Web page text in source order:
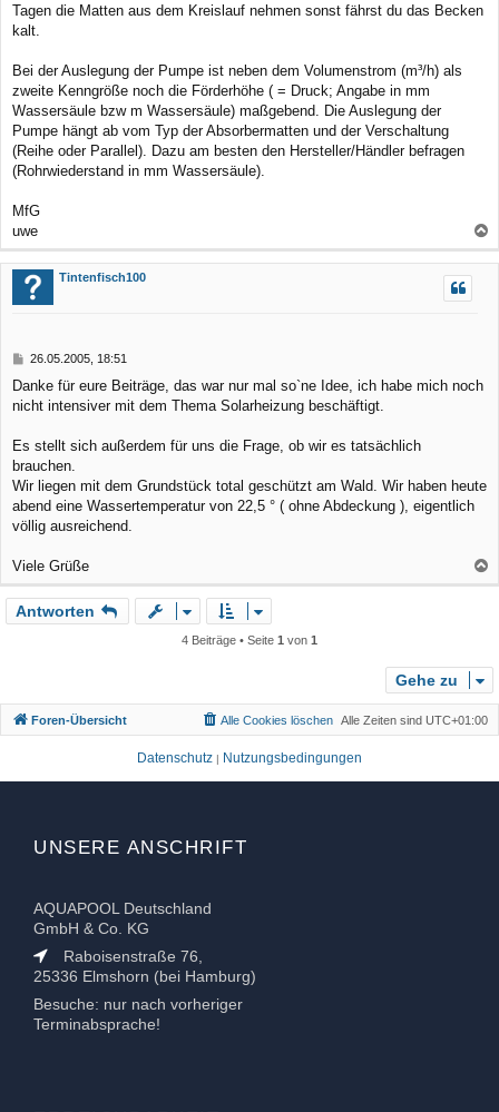
Tagen die Matten aus dem Kreislauf nehmen sonst fährst du das Becken
kalt.
Bei der Auslegung der Pumpe ist neben dem Volumenstrom (m³/h) als
zweite Kenngröße noch die Förderhöhe ( = Druck; Angabe in mm
Wassersäule bzw m Wassersäule) maßgebend. Die Auslegung der
Pumpe hängt ab vom Typ der Absorbermatten und der Verschaltung
(Reihe oder Parallel). Dazu am besten den Hersteller/Händler befragen
(Rohrwiederstand in mm Wassersäule).
MfG
uwe
a
Tintenfisch100
B
i
t
a
26.05.2005, 18:51
Danke für eure Beiträge, das war nur mal so`ne Idee, ich habe mich noch
nicht intensiver mit dem Thema Solarheizung beschäftigt.
Es stellt sich außerdem für uns die Frage, ob wir es tatsächlich
brauchen.
Wir liegen mit dem Grundstück total geschützt am Wald. Wir haben heute
abend eine Wassertemperatur von 22,5 ° ( ohne Abdeckung ), eigentlich
völlig ausreichend.
Viele Grüße
a
Antworten
4 Beiträge • Seite 1 von 1
Gehe zu
Foren-Übersicht Alle Zeiten sind UTC+01:00
Alle Cookies löschen
Datenschutz | Nutzungsbedingungen
UNSERE ANSCHRIFT
AQUAPOOL Deutschland
GmbH & Co. KG
Raboisenstraße 76,
25336 Elmshorn (bei Hamburg)
Besuche: nur nach vorheriger
Terminabsprache!